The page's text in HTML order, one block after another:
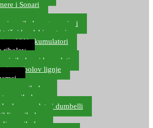
i Sonari
za ribolov, gumenjaci
brodski motori
ION akumulatori
ribolov
ribolovni kompleti
za ribolov lignje
za ribolov
za ribolov
lovne pelete i dumbelli
za ribolov
za ribolov